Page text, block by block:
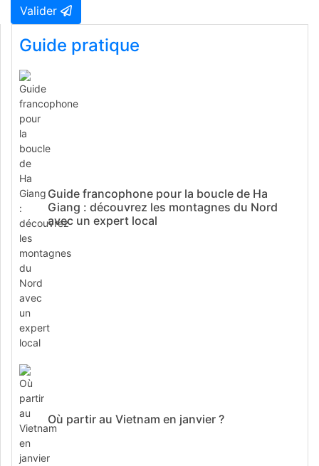
Valider
Guide pratique
Guide francophone pour la boucle de Ha
Giang : découvrez les montagnes du Nord
avec un expert local
Où partir au Vietnam en janvier ?